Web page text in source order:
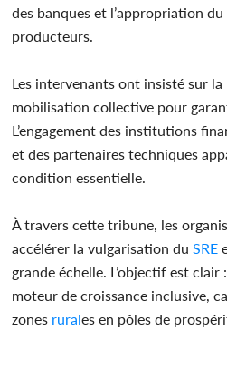
des banques et l’appropriation
producteurs.
Les intervenants ont insisté sur la
mobilisation collective pour
L’engagement des institutions
et des partenaires techniques
condition essentielle.
À travers cette tribune, les
accélérer la vulgarisation du SRE
grande échelle. L’objectif est
moteur de croissance inclusive,
zones rurales en pôles de